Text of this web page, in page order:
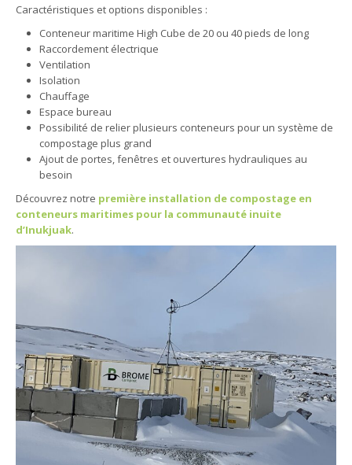
Caractéristiques et options disponibles :
Conteneur maritime High Cube de 20 ou 40 pieds de long
Raccordement électrique
Ventilation
Isolation
Chauffage
Espace bureau
Possibilité de relier plusieurs conteneurs pour un système de
compostage plus grand
Ajout de portes, fenêtres et ouvertures hydrauliques au
besoin
Découvrez notre première installation de compostage en
conteneurs maritimes pour la communauté inuite
d’Inukjuak.